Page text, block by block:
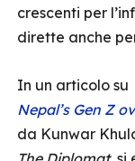
crescenti per
dirette anche
In un articolo su
Nepal’s Gen Z
da Kunwar